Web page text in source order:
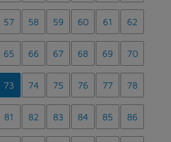
57 58 59 60 61 62
65 66 67 68 69 70
73 74 75 76 77 78
81 82 83 84 85 86